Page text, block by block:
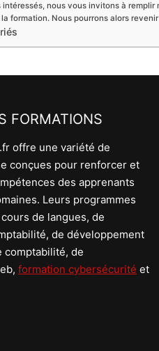
intéressés, nous vous invitons à
formation. Nous pourrons alors
FORMATIONS
offre une variété de
conçues pour renforcer et
des apprenants
Leurs programmes
de langues, de
de développement
comptabilité, de
formation cybersécurité et